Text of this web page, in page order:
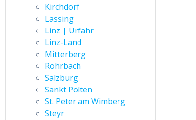
Kirchdorf
Lassing
Linz | Urfahr
Linz-Land
Mitterberg
Rohrbach
Salzburg
Sankt Pölten
St. Peter am Wimberg
Steyr